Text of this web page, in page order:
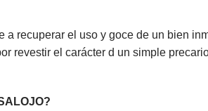
recuperar el uso y goce de un bien
revestir el carácter d un simple